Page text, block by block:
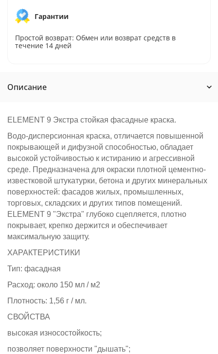
Гарантии
Простой возврат: Обмен или возврат средств в
течение 14 дней
Описание
ELEMENT 9 Экстра стойкая фасадные краска.
Водо-дисперсионная краска, отличается повышенной
покрывающей и дифузной способностью, обладает
высокой устойчивостью к истиранию и агрессивной
среде. Предназначена для окраски плотной цементно-
известковой штукатурки, бетона и других минеральных
поверхностей: фасадов жилых, промышленных,
торговых, складских и других типов помещений.
ELEMENT 9 "Экстра" глубоко сцепляется, плотно
покрывает, крепко держится и обеспечивает
максимальную защиту.
ХАРАКТЕРИСТИКИ
Тип: фасадная
Расход: около 150 мл / м2
Плотность: 1,56 г / мл.
СВОЙСТВА
высокая износостойкость;
позволяет поверхности "дышать";